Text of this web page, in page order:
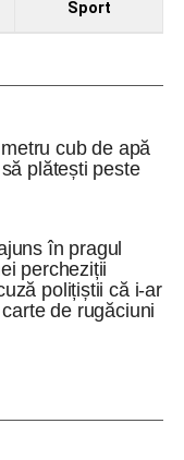
Sport
cub de apă
plătești peste
în pragul
percheziții
polițiștii că i-ar
de rugăciuni